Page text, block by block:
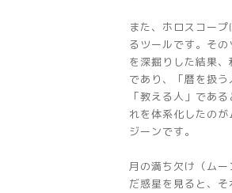
また、ホロスコー
るツールです。そ
を深掘りした結果、
であり、「暦を扱
「教える人」であ
れを体系化したの
ジーンです。
月の満ち欠け（ム
だ惑星を見ると、